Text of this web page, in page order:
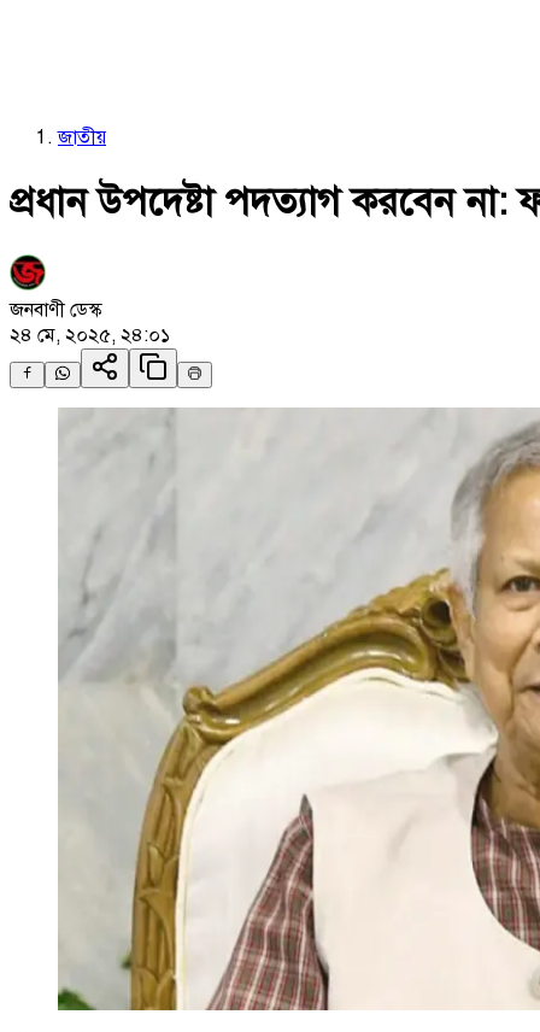
জাতীয়
প্রধান উপদেষ্টা পদত্যাগ করবেন
জনবাণী ডেস্ক
২৪ মে, ২০২৫, ২৪:০১